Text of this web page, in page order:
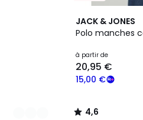
JACK & JONES
Polo manches
à partir de
15,00 €
20,95 €
4,6
/ 5
25
Couleurs
4,6
/